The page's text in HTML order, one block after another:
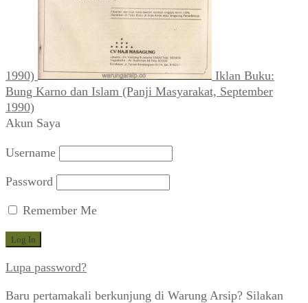
1990)
Iklan Buku:
Bung Karno dan Islam (Panji Masyarakat, September
1990)
Akun Saya
Username
Password
Remember Me
Lupa password?
Baru pertamakali berkunjung di Warung Arsip? Silakan